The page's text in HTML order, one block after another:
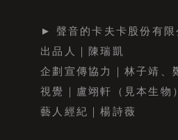
► 聲音的卡夫卡股份有
出品人｜陳瑞凱
企劃宣傳協力｜林子靖、
視覺｜盧翊軒（見本生物）
藝人經紀｜楊詩薇